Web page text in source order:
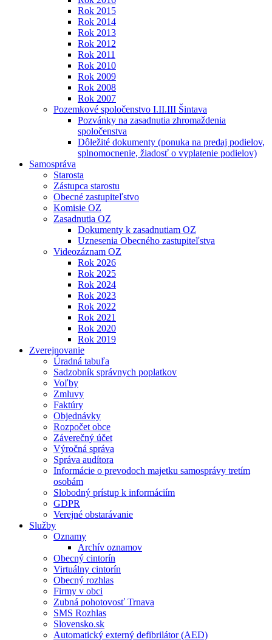
Rok 2015
Rok 2014
Rok 2013
Rok 2012
Rok 2011
Rok 2010
Rok 2009
Rok 2008
Rok 2007
Pozemkové spoločenstvo I.II.III Šintava
Pozvánky na zasadnutia zhromaždenia
spoločenstva
Dôležité dokumenty (ponuka na predaj podielov,
splnomocnenie, žiadosť o vyplatenie podielov)
Samospráva
Starosta
Zástupca starostu
Obecné zastupiteľstvo
Komisie OZ
Zasadnutia OZ
Dokumenty k zasadnutiam OZ
Uznesenia Obecného zastupiteľstva
Videozáznam OZ
Rok 2026
Rok 2025
Rok 2024
Rok 2023
Rok 2022
Rok 2021
Rok 2020
Rok 2019
Zverejnovanie
Úradná tabuľa
Sadzobník správnych poplatkov
Voľby
Zmluvy
Faktúry
Objednávky
Rozpočet obce
Záverečný účet
Výročná správa
Správa audítora
Informácie o prevodoch majetku samosprávy tretím
osobám
Slobodný prístup k informáciím
GDPR
Verejné obstarávanie
Služby
Oznamy
Archív oznamov
Obecný cintorín
Virtuálny cintorín
Obecný rozhlas
Firmy v obci
Zubná pohotovosť Trnava
SMS Rozhlas
Slovensko.sk
Automatický externý defibrilátor (AED)